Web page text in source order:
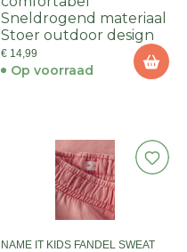
Sneldrogend materiaal
Stoer outdoor design
€ 14,99
Op voorraad
NAME IT KIDS FANDEL SWEAT